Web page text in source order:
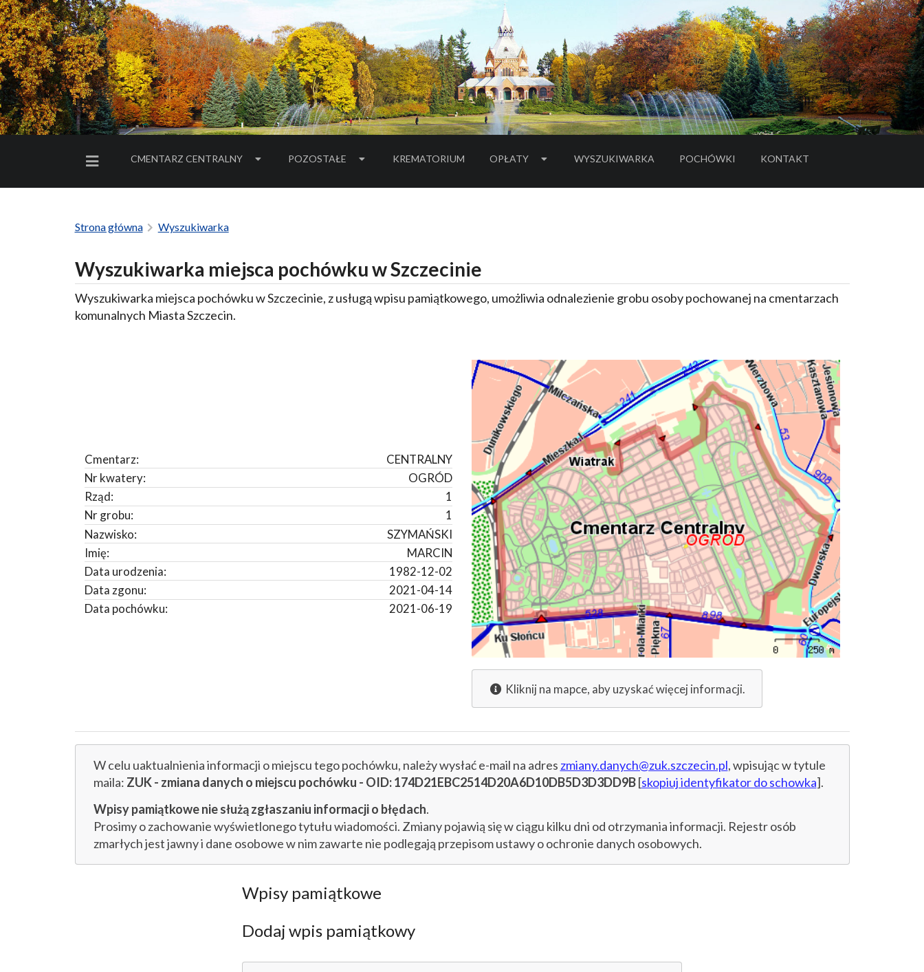
MENU BOCZNE
CMENTARZ CENTRALNY POZOSTAŁE KREMATORIUM OPŁATY WYSZUKIWARKA POCHÓWKI
- LINK DO SERWISU ZEWNĘTRZNEGO
KONTAKT
Strona główna Wyszukiwarka
Wyszukiwarka miejsca pochówku w Szczecinie
Wyszukiwarka miejsca pochówku w Szczecinie, z usługą wpisu pamiątkowego, umożliwia odnalezienie grobu osoby pochowanej na cmentarzach
komunalnych Miasta Szczecin.
CENTRALNY
Cmentarz:
OGRÓD
Nr kwatery:
1
Rząd:
1
Nr grobu:
SZYMAŃSKI
Nazwisko:
MARCIN
Imię:
1982-12-02
Data urodzenia:
2021-04-14
Data zgonu:
2021-06-19
Data pochówku:
Kliknij na mapce, aby uzyskać więcej informacji.
W celu uaktualnienia informacji o miejscu tego pochówku, należy wysłać e-mail na adres zmiany.danych@zuk.szczecin.pl, wpisując w tytule
maila: ZUK - zmiana danych o miejscu pochówku - OID: 174D21EBC2514D20A6D10DB5D3D3DD9B[skopiuj identyfikator do schowka].
Wpisy pamiątkowe nie służą zgłaszaniu informacji o błędach.
Prosimy o zachowanie wyświetlonego tytułu wiadomości. Zmiany pojawią się w ciągu kilku dni od otrzymania informacji. Rejestr osób
zmarłych jest jawny i dane osobowe w nim zawarte nie podlegają przepisom ustawy o ochronie danych osobowych.
Wpisy pamiątkowe
Dodaj wpis pamiątkowy